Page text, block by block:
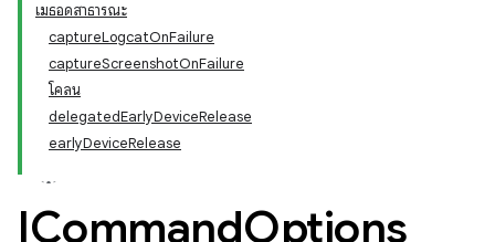
เมธอดสาธารณะ
captureLogcatOnFailure
captureScreenshotOnFailure
โคลน
delegatedEarlyDeviceRelease
earlyDeviceRelease
ICommandOptions